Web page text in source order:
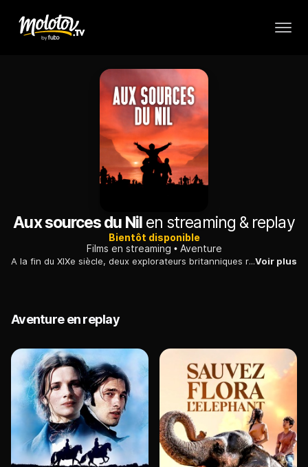
Aux sources du Nilen streaming & replay
Bientôt disponible
Films en streaming
Aventure
A la fin du XIXe siècle, deux explorateurs britanniques remontent le Nil pour découvrir ses sources dans une région encore très mystérieuse.Voir plus
Aventure en replay